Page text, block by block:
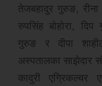
तेजबहादुर गुरुङ, रीना
रुपसिंह बोहोरा,
गुरुङ र दीपा
अस्पतालका
कादुरी एग्रिकल्चर